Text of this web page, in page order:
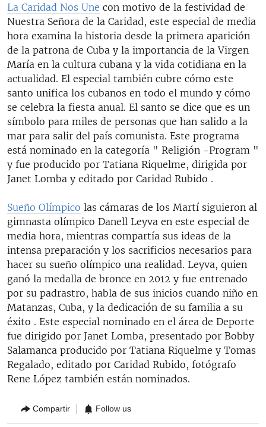
La Caridad Nos Une con motivo de la festividad de
Nuestra Señora de la Caridad, este especial de media
hora examina la historia desde la primera aparición
de la patrona de Cuba y la importancia de la Virgen
María en la cultura cubana y la vida cotidiana en la
actualidad. El especial también cubre cómo este
santo unifica los cubanos en todo el mundo y cómo
se celebra la fiesta anual. El santo se dice que es un
símbolo para miles de personas que han salido a la
mar para salir del país comunista. Este programa
está nominado en la categoría " Religión -Program "
y fue producido por Tatiana Riquelme, dirigida por
Janet Lomba y editado por Caridad Rubido .
Sueño Olímpico las cámaras de los Martí siguieron al
gimnasta olímpico Danell Leyva en este especial de
media hora, mientras compartía sus ideas de la
intensa preparación y los sacrificios necesarios para
hacer su sueño olímpico una realidad. Leyva, quien
ganó la medalla de bronce en 2012 y fue entrenado
por su padrastro, habla de sus inicios cuando niño en
Matanzas, Cuba, y la dedicación de su familia a su
éxito . Este especial nominado en el área de Deporte
fue dirigido por Janet Lomba, presentado por Bobby
Salamanca producido por Tatiana Riquelme y Tomas
Regalado, editado por Caridad Rubido, fotógrafo
Rene López también están nominados.
Compartir Follow us